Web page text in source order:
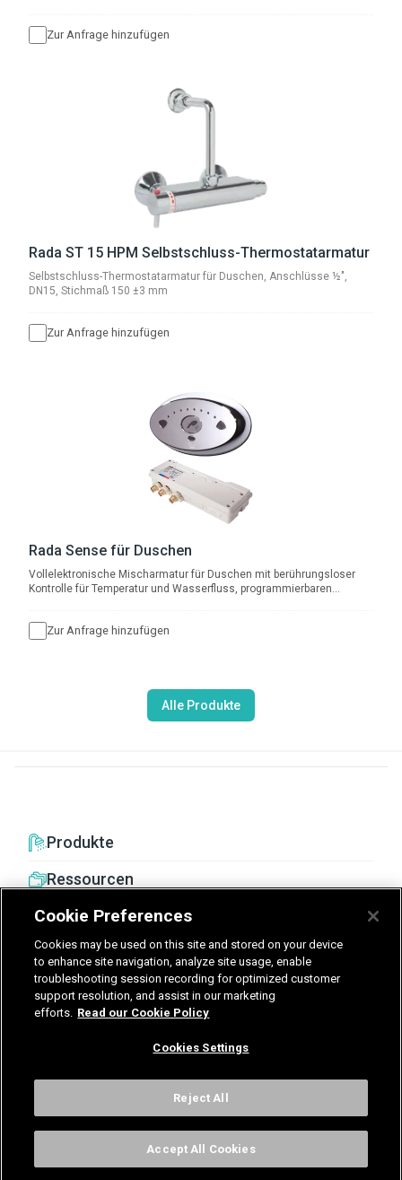
Zur Anfrage hinzufügen
Rada ST 15 HPM Selbstschluss-Thermostatarmatur
Selbstschluss-Thermostatarmatur für Duschen, Anschlüsse ½",
DN15, Stichmaß 150 ±3 mm
Zur Anfrage hinzufügen
Rada Sense für Duschen
Vollelektronische Mischarmatur für Duschen mit berührungsloser
Kontrolle für Temperatur und Wasserfluss, programmierbaren
Zur Anfrage hinzufügen
Alle Produkte
Produkte
Ressourcen
United Kingdom Germany Nederland
België - Nederlands
Cookie Preferences
Cookies may be used on this site and stored on your device
to enhance site navigation, analyze site usage, enable
troubleshooting session recording for optimized customer
support resolution, and assist in our marketing
efforts. Read our Cookie Policy
Cookies Settings
Reject All
Accept All Cookies